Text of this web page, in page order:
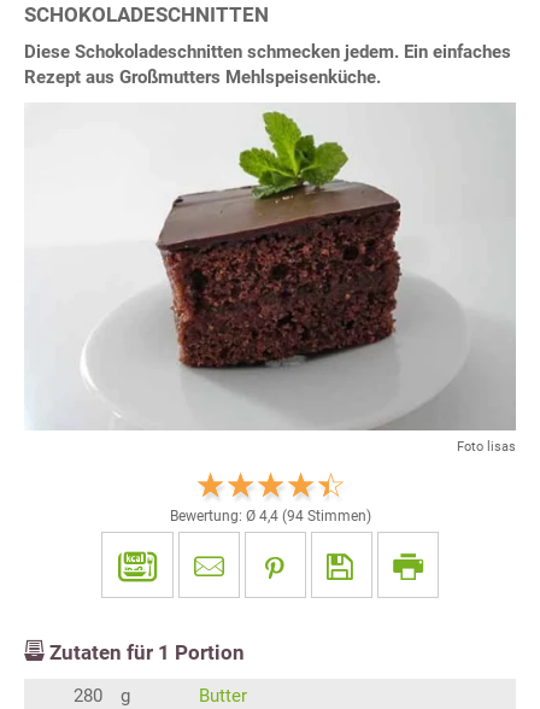
SCHOKOLADESCHNITTEN
Diese Schokoladeschnitten schmecken jedem. Ein einfaches
Rezept aus Großmutters Mehlspeisenküche.
Foto lisas
Bewertung: Ø 4,4(94Stimmen)
Zutaten für 1 Portion
280 g
Butter